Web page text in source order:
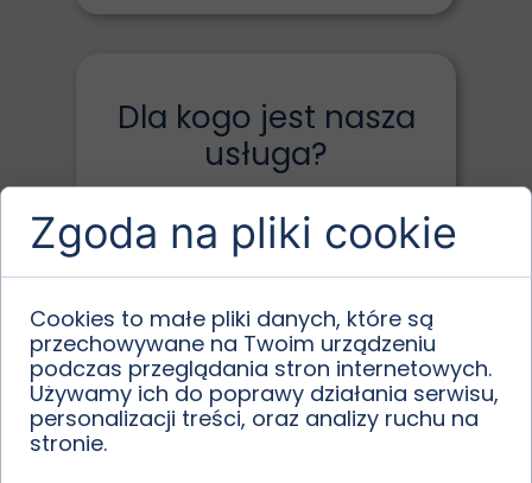
Dla kogo jest nasza
usługa?
Dla osób, które nie mają
czasu lub doświadczenia,
by samodzielnie
zajmować się sprzedażą.
Dla właścicieli, którym
zależy na szybkiej, ale
bezpiecznej transakcji.
Dla inwestorów, którzy
Zgoda na pliki cookie
Cookies to małe pliki danych, które są
przechowywane na Twoim urządzeniu
podczas przeglądania stron internetowych.
Używamy ich do poprawy działania serwisu,
personalizacji treści, oraz analizy ruchu na
stronie.